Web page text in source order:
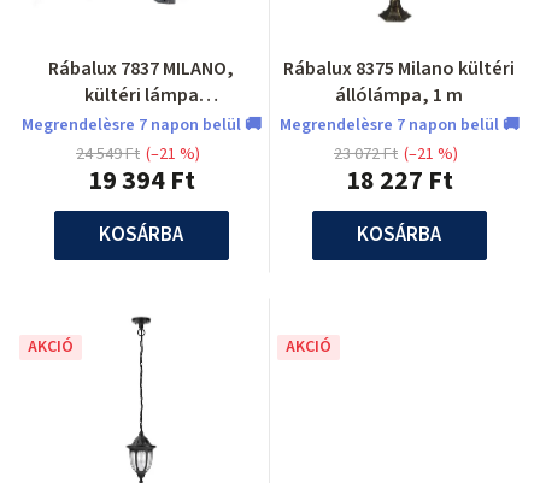
Rábalux 7837 MILANO,
kültéri lámpa
mozgásérzékelővel
Megrendelèsre 7 napon belül 🚚
19 394 Ft
24 549 Ft (–21 %)
KOSÁRBA
Rábalux 8375 Milano kültéri
állólámpa, 1 m
Megrendelèsre 7 napon belül 🚚
18 227 Ft
23 072 Ft (–21 %)
KOSÁRBA
AKCIÓ AKCIÓ